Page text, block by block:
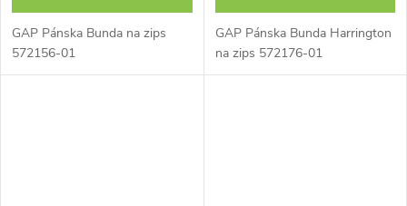
GAP Pánska Bunda na zips
572156-01
GAP Pánska Bunda Harrington
na zips 572176-01